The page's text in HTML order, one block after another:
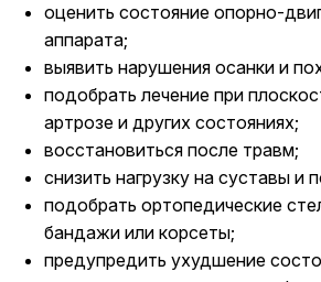
оценить состояние опорно-
аппарата;
выявить нарушения осанки и
подобрать лечение при
артрозе и других состояниях;
восстановиться после травм;
снизить нагрузку на суставы и
подобрать ортопедические
бандажи или корсеты;
предупредить ухудшение